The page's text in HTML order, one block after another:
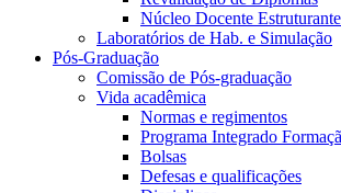
Núcleo Docente
Laboratórios de Hab. e Simulação
Pós-Graduação
Comissão de Pós-graduação
Vida acadêmica
Normas e regimentos
Programa Integrado
Bolsas
Defesas e qualificações